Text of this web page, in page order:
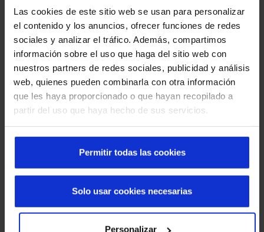
Las cookies de este sitio web se usan para personalizar
el contenido y los anuncios, ofrecer funciones de redes
sociales y analizar el tráfico. Además, compartimos
información sobre el uso que haga del sitio web con
nuestros partners de redes sociales, publicidad y análisis
web, quienes pueden combinarla con otra información
que les haya proporcionado o que hayan recopilado a
partir del uso que haya hecho de sus servicios.
Permitir todas las cookies
Personalizar
Solo usar cookies necesarias
herméticas corta-fogo EI de
chumbo
Encontre respostas às dúvidas mais comuns sobre as
características, instalação e manutenção deste produto.
Onde pode ser instalada uma porta hermética
corta-fogo EI de chumbo?
laboratórios, clínicas radiológicas ou áreas críticas
onde é necessário isolamento contra radiações
como uma barreira eficaz contra a propagação de